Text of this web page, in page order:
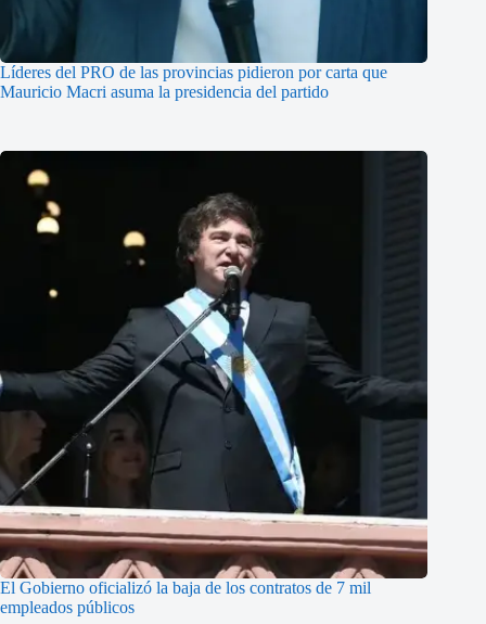
Líderes del PRO de las provincias pidieron por carta que
Mauricio Macri asuma la presidencia del partido
El Gobierno oficializó la baja de los contratos de 7 mil
empleados públicos